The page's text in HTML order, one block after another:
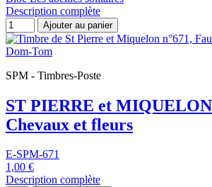
Description complète
Ajouter au panier
SPM - Timbres-Poste
ST PIERRE et
Chevaux et fleurs
E-SPM-671
1,00 €
Description complète